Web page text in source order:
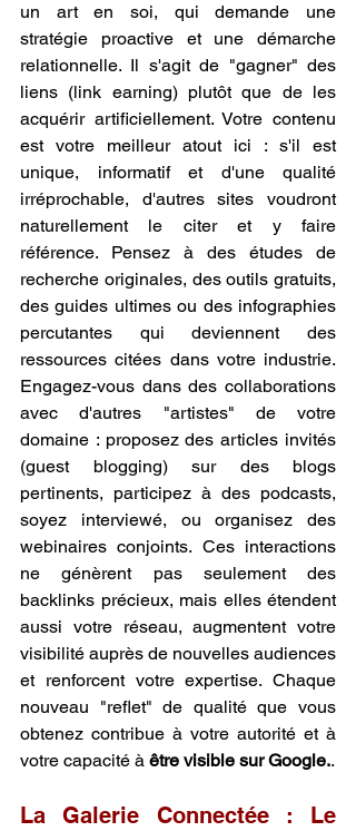
un art en soi, qui demande une
stratégie proactive et une démarche
relationnelle. Il s'agit de "gagner" des
liens (link earning) plutôt que de les
acquérir artificiellement. Votre contenu
est votre meilleur atout ici : s'il est
unique, informatif et d'une qualité
irréprochable, d'autres sites voudront
naturellement le citer et y faire
référence. Pensez à des études de
recherche originales, des outils gratuits,
des guides ultimes ou des infographies
percutantes qui deviennent des
ressources citées dans votre industrie.
Engagez-vous dans des collaborations
avec d'autres "artistes" de votre
domaine : proposez des articles invités
(guest blogging) sur des blogs
pertinents, participez à des podcasts,
soyez interviewé, ou organisez des
webinaires conjoints. Ces interactions
ne génèrent pas seulement des
backlinks précieux, mais elles étendent
aussi votre réseau, augmentent votre
visibilité auprès de nouvelles audiences
et renforcent votre expertise. Chaque
nouveau "reflet" de qualité que vous
obtenez contribue à votre autorité et à
votre capacité à être visible sur Google..
La Galerie Connectée : Le